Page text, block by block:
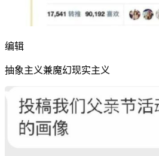
编辑
抽象主义兼魔幻现实主义